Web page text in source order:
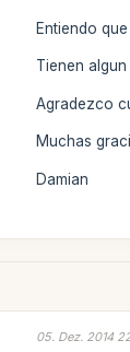
Entiendo
Tienen
Agradezco
Muchas
Damian
05. Dez. 2014